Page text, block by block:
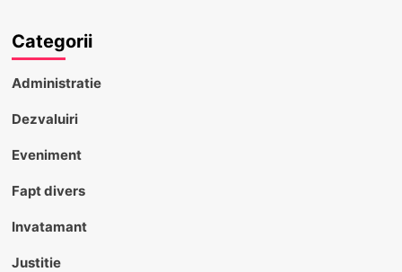
Categorii
Administratie
Dezvaluiri
Eveniment
Fapt divers
Invatamant
Justitie